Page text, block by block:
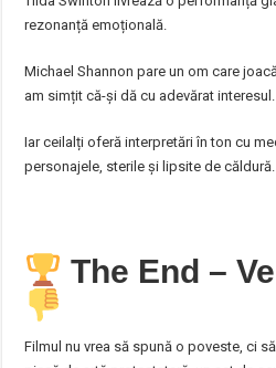
rezonanță emoțională.
Michael Shannon pare un om care
am simțit că-și dă cu adevărat interesul.
Iar ceilalți oferă interpretări în ton cu
personajele, sterile și lipsite de căldură.
The End –
Filmul nu vrea să spună o poveste, ci